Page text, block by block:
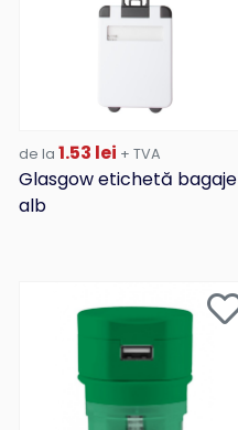
de la 1.53 lei + TVA
Glasgow etichetă bagaje
alb